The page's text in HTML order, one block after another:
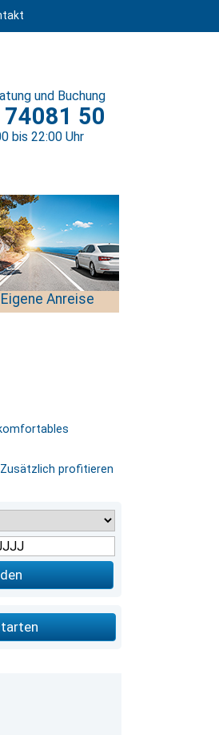
und Buchung
50
bis 22:00 Uhr
Eigene Anreise
profitieren